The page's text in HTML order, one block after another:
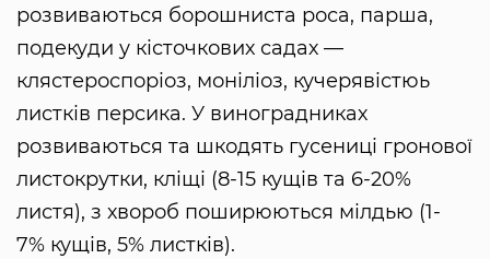
розвиваються борошниста роса, парша,
подекуди у кісточкових садах —
клястероспоріоз, моніліоз, кучерявістюь
листків персика. У виноградниках
розвиваються та шкодять гусениці гронової
листокрутки, кліщі (8-15 кущів та 6-20%
листя), з хвороб поширюються мілдью (1-
7% кущів, 5% листків).